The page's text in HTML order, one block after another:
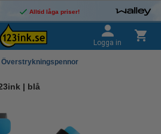
Alltid låga priser!
Logga in
Överstrykningspennor
| blå